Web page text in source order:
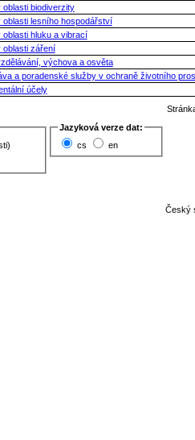
biodiverzity
lesního hospodářství
hluku a vibrací
záření
výchova a osvěta
a poradenské služby v ochraně životního
účely
Jazyková verze dat:
cs
en
Český